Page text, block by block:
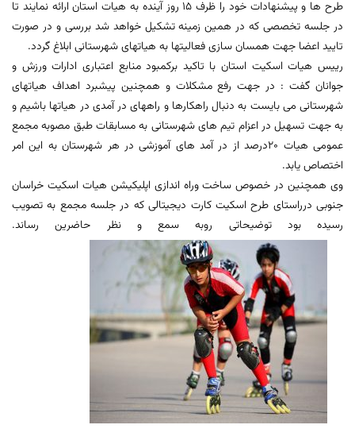
طرح ها و پیشنهادات خود را ظرف 15 روز آینده به هیات استان ارائه نمایند تا
در جلسه تخصصی که در همین زمینه تشکیل خواهد شد بررسی و در صورت
تایید اعضا جهت همسان سازی فعالیتها به هیاتهای شهرستانی ابلاغ گردد.
رییس هیات اسکیت استان با تاکید برکمبود منابع اعتباری ادارات ورزش و
جوانان گفت : در جهت رفع مشکلات و همچنین پیشبرد اهداف هیاتهای
شهرستانی می بایست به دنبال راهکارها و راههای در آمدی در هیاتها باشیم و
به جهت تسهیل در اعزام تیم های شهرستانی به مسابقات طبق مصوبه مجمع
عمومی هیات 20درصد از در آمد های آموزشی در هر شهرستان به این امر
اختصاص یابد.
وی همچنین در خصوص ساخت وراه اندازی اپلیکیشن هیات اسکیت خراسان
جنوبی درراستای طرح اسکیت کارت دیجیتالی که در جلسه مجمع به تصویب
رسیده بود توضیحاتی روبه سمع و نظر حاضرین رساند.